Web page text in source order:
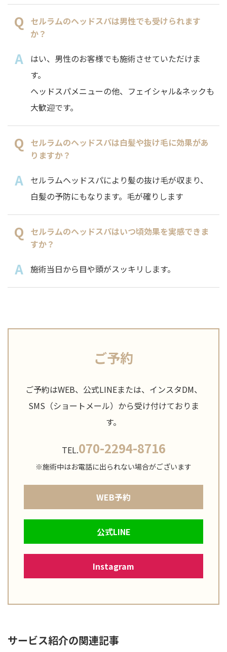
セルラムのヘッドスパは男性でも受けられます
か？
はい、男性のお客様でも施術させていただけま
す。
ヘッドスパメニューの他、フェイシャル&ネックも
大歓迎です。
セルラムのヘッドスパは白髪や抜け毛に効果があ
りますか？
セルラムヘッドスパにより髪の抜け毛が収まり、
白髪の予防にもなります。毛が確りします
セルラムのヘッドスパはいつ頃効果を実感できま
すか？
施術当日から目や頭がスッキリします。
ご予約
ご予約はWEB、公式LINEまたは、インスタDM、
SMS（ショートメール）から受け付けておりま
す。
TEL.070-2294-8716
※施術中はお電話に出られない場合がございます
WEB予約
公式LINE
Instagram
サービス紹介の関連記事